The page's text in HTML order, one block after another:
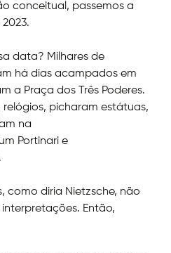
conceitual, passemos a
data? Milhares de
há dias acampados em
a Praça dos Três Poderes.
picharam estátuas,
na
Portinari e
como diria Nietzsche, não
Então,